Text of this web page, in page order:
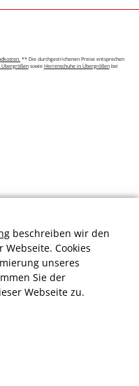
** Die durchgestrichenen Preise entsprechen
Übergrößensowie Herrenschuhe in Übergrößenbei
13 Verkaufs- und 32
beschreiben wir den
Webseite. Cookies
unseres
Sie der
Webseite zu.